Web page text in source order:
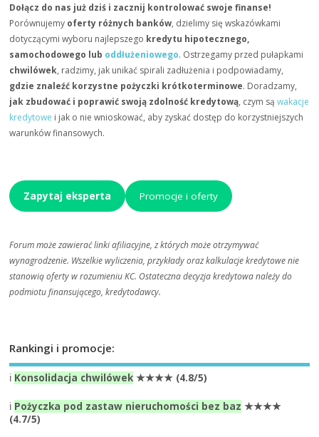
Dołącz do nas już dziś i zacznij kontrolować swoje finanse!
Porównujemy oferty różnych banków, dzielimy się wskazówkami
dotyczącymi wyboru najlepszego kredytu hipotecznego,
samochodowego lub oddłużeniowego. Ostrzegamy przed pułapkami
chwilówek, radzimy, jak unikać spirali zadłużenia i podpowiadamy,
gdzie znaleźć korzystne pożyczki krótkoterminowe. Doradzamy,
jak zbudować i poprawić swoją zdolność kredytową, czym sąwakacje
kredytowe i jak o nie wnioskować, aby zyskać dostęp do korzystniejszych
warunków finansowych.
Zapytaj eksperta Promocje i oferty
Forum może zawierać linki afiliacyjne, z których może otrzymywać
wynagrodzenie. Wszelkie wyliczenia, przykłady oraz kalkulacje kredytowe nie
stanowią oferty w rozumieniu KC. Ostateczna decyzja kredytowa należy do
podmiotu finansującego, kredytodawcy.
Rankingi i promocje:
ℹ️ Konsolidacja chwilówek ★★★★ (4.8/5)
ℹ️ Pożyczka pod zastaw nieruchomości bez baz ★★★★
(4.7/5)